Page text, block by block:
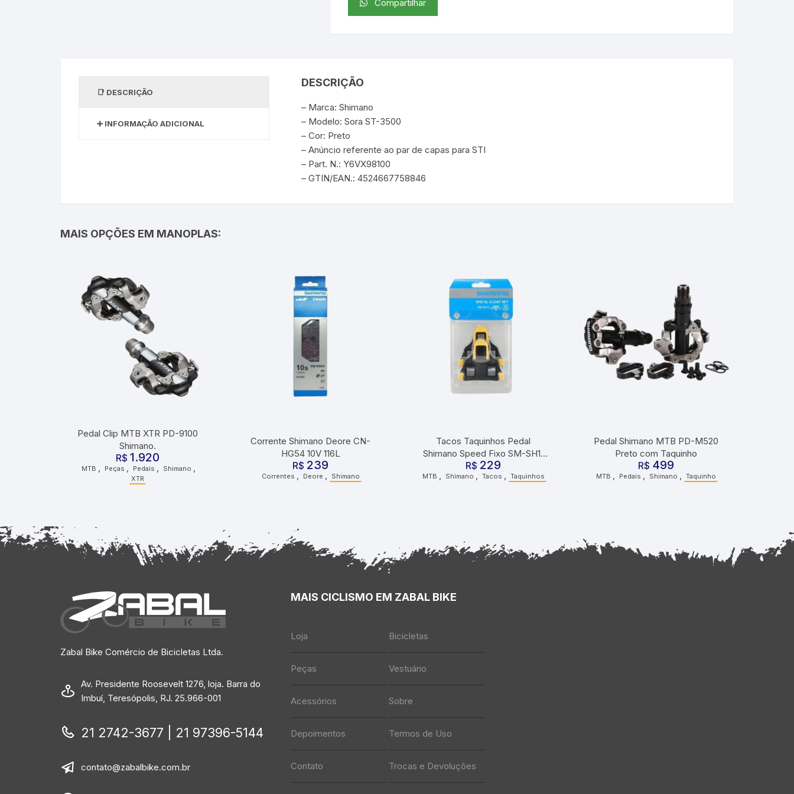
Compartilhar
DESCRIÇÃO
INFORMAÇÃO ADICIONAL
DESCRIÇÃO
– Marca: Shimano
– Modelo: Sora ST-3500
– Cor: Preto
– Anúncio referente ao par de capas para STI
– Part. N.: Y6VX98100
– GTIN/EAN.: 4524667758846
MAIS OPÇÕES EM MANOPLAS:
Pedal Clip MTB XTR PD-9100
Shimano.
R$ 1.920
MTB , Peças , Pedais , Shimano ,
XTR
Corrente Shimano Deore CN-
HG54 10V 116L
R$ 239
Correntes Deore Shimano
Tacos Taquinhos Pedal
Shimano Speed Fixo SM-SH11
Amarelo
R$ 229
MTB Shimano Tacos Taquinhos
Pedal Shimano MTB PD-M520
Preto com Taquinho
R$ 499
MTB Pedais Shimano Taquinho
Zabal Bike Comércio de Bicicletas Ltda.
Av. Presidente Roosevelt 1276, loja. Barra do
Imbuí, Teresópolis, RJ. 25.966-001
21 2742-3677 | 21 97396-5144
contato@zabalbike.com.br
MAIS CICLISMO EM ZABAL BIKE
Loja Bicicletas
Peças Vestuário
Acessórios Sobre
Depoimentos Termos de Uso
Contato Trocas e Devoluções